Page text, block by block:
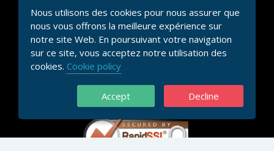
Nous utilisons des cookies pour nous assurer que
nous vous offrons la meilleure expérience sur
notre site Web. En poursuivant votre navigation
sur ce site, vous acceptez notre utilisation des
cookies. Cookie policy
Accept Decline